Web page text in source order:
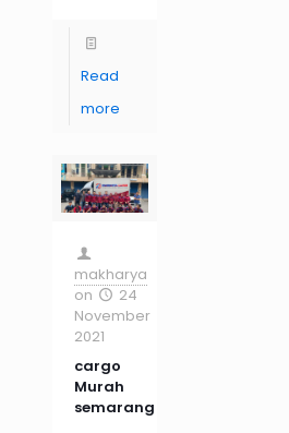
Read
more
makharya
on
24
November
2021
cargo
Murah
semarang